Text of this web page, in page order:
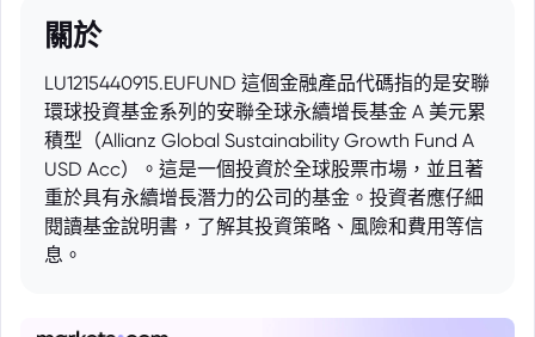
關於
LU1215440915.EUFUND 這個金融產品代碼指的是安聯
環球投資基金系列的安聯全球永續增長基金 A 美元累
積型（Allianz Global Sustainability Growth Fund A
USD Acc）。這是一個投資於全球股票市場，並且著
重於具有永續增長潛力的公司的基金。投資者應仔細
閱讀基金說明書，了解其投資策略、風險和費用等信
息。